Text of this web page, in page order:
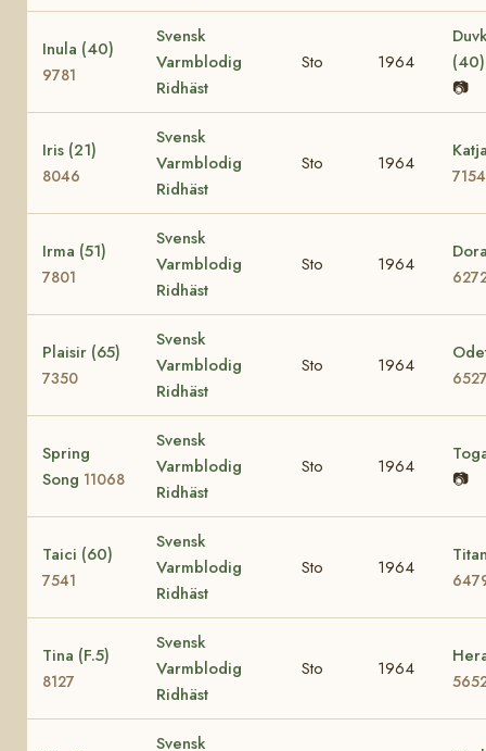
Inula (40)
9781
Svensk
Varmblodig
Ridhäst
Sto 1964
📷
Iris (21)
8046
Svensk
Varmblodig
Ridhäst
Sto 1964
7154
Irma (51)
7801
Svensk
Varmblodig
Ridhäst
Sto 1964
Plaisir (65)
7350
Svensk
Varmblodig
Ridhäst
Sto 1964
Spring
Song 11068
Svensk
Varmblodig
Ridhäst
Sto 1964
📷
Taici (60)
7541
Svensk
Varmblodig
Ridhäst
Sto 1964
Tina (F.5)
8127
Svensk
Varmblodig
Ridhäst
Sto 1964
Svensk